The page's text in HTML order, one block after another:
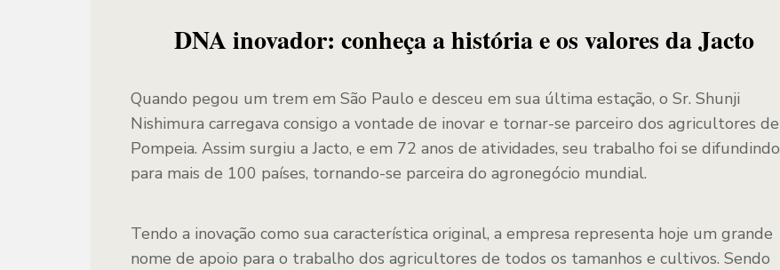
DNA inovador: conheça a história e os valores da Jacto
Quando pegou um trem em São Paulo e desceu em sua última estação, o Sr. Shunji
Nishimura carregava consigo a vontade de inovar e tornar-se parceiro dos agricultores de
Pompeia. Assim surgiu a Jacto, e em 72 anos de atividades, seu trabalho foi se difundindo
para mais de 100 países, tornando-se parceira do agronegócio mundial.
Tendo a inovação como sua característica original, a empresa representa hoje um grande
nome de apoio para o trabalho dos agricultores de todos os tamanhos e cultivos. Sendo